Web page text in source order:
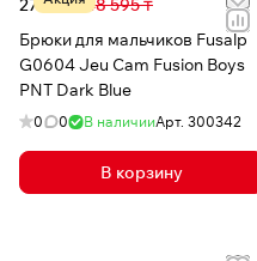
27 198 ₸ 48 595 ₸
Брюки для мальчиков Fusalp
G0604 Jeu Cam Fusion Boys
PNT Dark Blue
0 0 В наличииАрт. 300342
В корзину